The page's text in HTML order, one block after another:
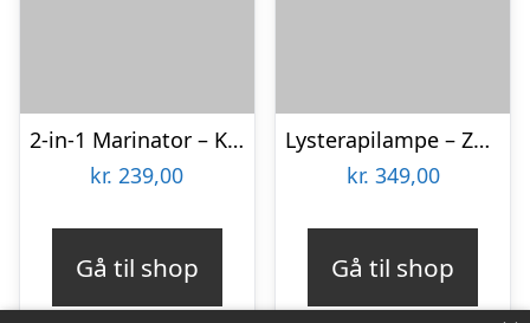
2-in-1 Marinator – KitchPro
kr. 239,00
Gå til shop
Lysterapilampe – Zenkuru
kr. 349,00
Gå til shop